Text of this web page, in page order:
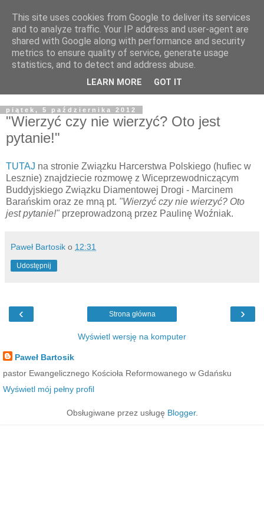
Żyjąc wiarą w REALNYM
świecie
Blog pastora Pawła Bartosika
piątek, 5 października 2012
"Wierzyć czy nie wierzyć? Oto jest
pytanie!"
TUTAJ na stronie Związku Harcerstwa Polskiego (hufiec w
Lesznie) znajdziecie rozmowę z Wiceprzewodniczącym
Buddyjskiego Związku Diamentowej Drogi - Marcinem
Barańskim oraz ze mną pt. "Wierzyć czy nie wierzyć? Oto
jest pytanie!" przeprowadzoną przez Paulinę Woźniak.
Paweł Bartosik o 12:31
Udostępnij
‹ ›
Strona główna
Wyświetl wersję na komputer
Paweł Bartosik
pastor Ewangelicznego Kościoła Reformowanego w Gdańsku
Wyświetl mój pełny profil
Obsługiwane przez usługę Blogger.
This site uses cookies from Google to deliver its services
and to analyze traffic. Your IP address and user-agent are
shared with Google along with performance and security
metrics to ensure quality of service, generate usage
statistics, and to detect and address abuse.
LEARN MORE GOT IT